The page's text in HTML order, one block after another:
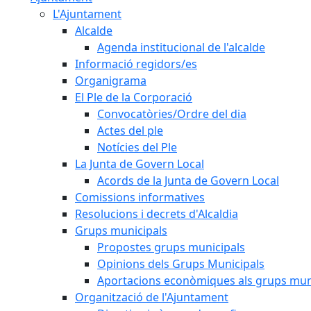
L'Ajuntament
Alcalde
Agenda institucional de l'alcalde
Informació regidors/es
Organigrama
El Ple de la Corporació
Convocatòries/Ordre del dia
Actes del ple
Notícies del Ple
La Junta de Govern Local
Acords de la Junta de Govern Local
Comissions informatives
Resolucions i decrets d'Alcaldia
Grups municipals
Propostes grups municipals
Opinions dels Grups Municipals
Aportacions econòmiques als grups
Organització de l'Ajuntament